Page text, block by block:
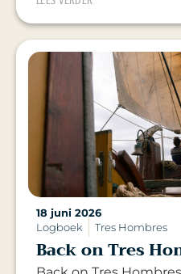
18 juni 2026
Logboek
Tres Hombres
Back on Tres